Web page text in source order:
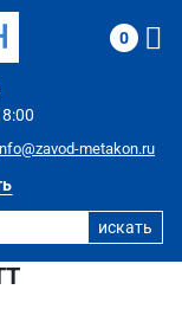
metakon.ru
0